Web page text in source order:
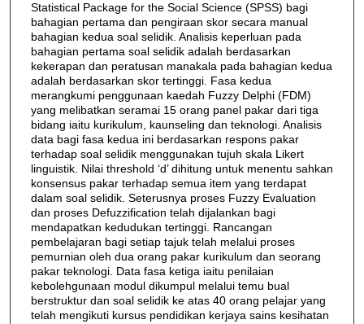
Statistical Package for the Social Science (SPSS) bagi
bahagian pertama dan pengiraan skor secara manual
bahagian kedua soal selidik. Analisis keperluan pada
bahagian pertama soal selidik adalah berdasarkan
kekerapan dan peratusan manakala pada bahagian kedua
adalah berdasarkan skor tertinggi. Fasa kedua
merangkumi penggunaan kaedah Fuzzy Delphi (FDM)
yang melibatkan seramai 15 orang panel pakar dari tiga
bidang iaitu kurikulum, kaunseling dan teknologi. Analisis
data bagi fasa kedua ini berdasarkan respons pakar
terhadap soal selidik menggunakan tujuh skala Likert
linguistik. Nilai threshold ‘d’ dihitung untuk menentu sahkan
konsensus pakar terhadap semua item yang terdapat
dalam soal selidik. Seterusnya proses Fuzzy Evaluation
dan proses Defuzzification telah dijalankan bagi
mendapatkan kedudukan tertinggi. Rancangan
pembelajaran bagi setiap tajuk telah melalui proses
pemurnian oleh dua orang pakar kurikulum dan seorang
pakar teknologi. Data fasa ketiga iaitu penilaian
kebolehgunaan modul dikumpul melalui temu bual
berstruktur dan soal selidik ke atas 40 orang pelajar yang
telah mengikuti kursus pendidikan kerjaya sains kesihatan